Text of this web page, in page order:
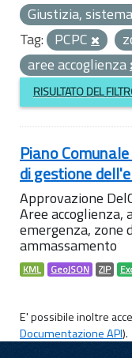
Giustizia,
Tag: PCPC
aree accoglienza
RISULTATO DEL
Piano
di gestione
Approvazione
Aree
emergenza, zone
ammassamento
KML GeoJSON ZIP
E' possibile inoltre
Documentazione API).